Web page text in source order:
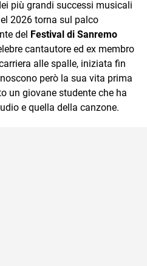
più grandi successi musicali
2026 torna sul palco
del Festival di Sanremo
cantautore ed ex membro
alle spalle, iniziata fin
però la sua vita prima
un giovane studente che ha
e quella della canzone.